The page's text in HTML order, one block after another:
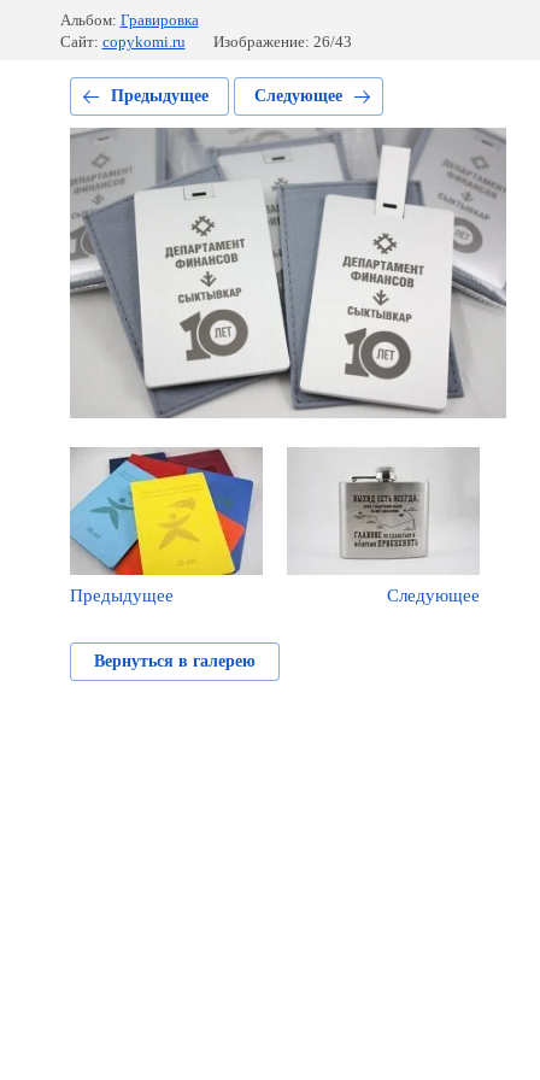
Альбом: Гравировка
Сайт: copykomi.ru Изображение: 26/43
Предыдущее Следующее
Предыдущее Следующее
Вернуться в галерею